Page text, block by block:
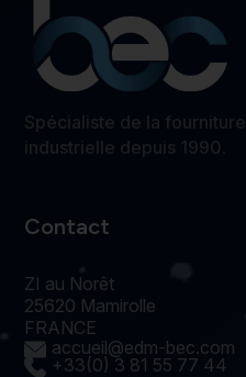
Spécialiste de la fourniture
industrielle depuis 1990.
Contact
ZI au Norêt
25620 Mamirolle
FRANCE
accueil@edm-bec.com
+33(0) 3 81 55 77 44